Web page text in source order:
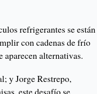
refrigerantes se están
con cadenas de frío
aparecen alternativas.
y Jorge Restrepo,
este desafío se